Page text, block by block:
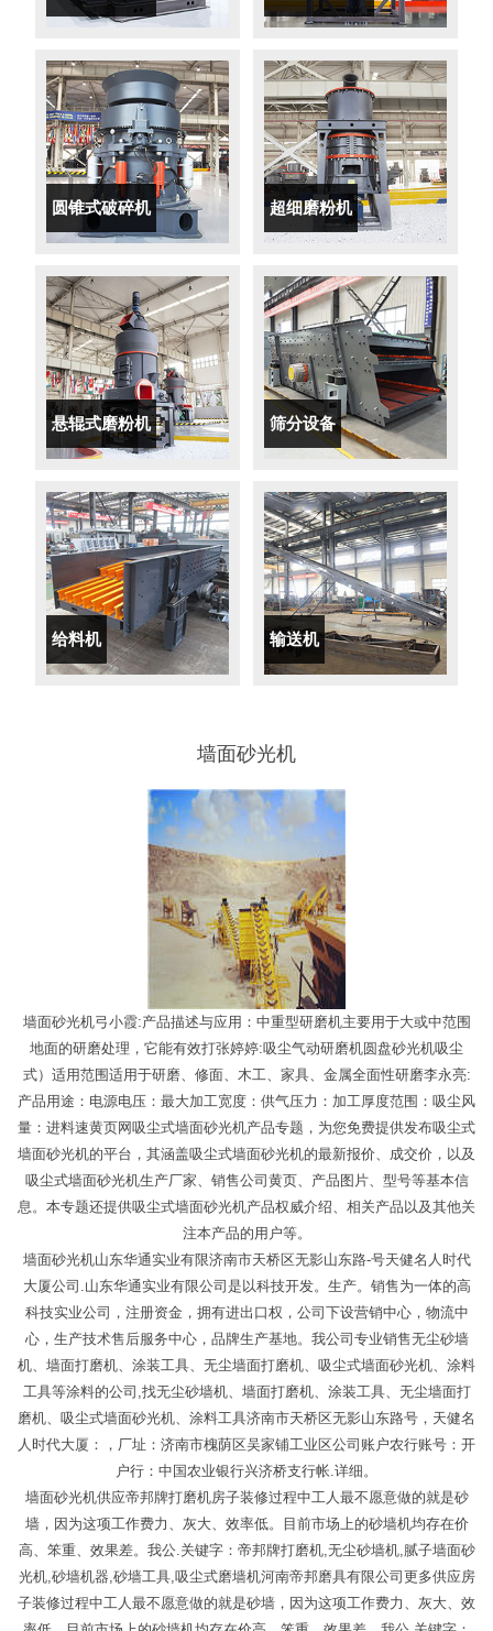
圆锥式破碎机 超细磨粉机
悬辊式磨粉机 筛分设备
给料机 输送机
墙面砂光机
墙面砂光机弓小霞:产品描述与应用：中重型研磨机主要用于大或中范围
地面的研磨处理，它能有效打张婷婷:吸尘气动研磨机圆盘砂光机吸尘
式）适用范围适用于研磨、修面、木工、家具、金属全面性研磨李永亮:
产品用途：电源电压：最大加工宽度：供气压力：加工厚度范围：吸尘风
量：进料速黄页网吸尘式墙面砂光机产品专题，为您免费提供发布吸尘式
墙面砂光机的平台，其涵盖吸尘式墙面砂光机的最新报价、成交价，以及
吸尘式墙面砂光机生产厂家、销售公司黄页、产品图片、型号等基本信
息。本专题还提供吸尘式墙面砂光机产品权威介绍、相关产品以及其他关
注本产品的用户等。
墙面砂光机山东华通实业有限济南市天桥区无影山东路-号天健名人时代
大厦公司.山东华通实业有限公司是以科技开发。生产。销售为一体的高
科技实业公司，注册资金，拥有进出口权，公司下设营销中心，物流中
心，生产技术售后服务中心，品牌生产基地。我公司专业销售无尘砂墙
机、墙面打磨机、涂装工具、无尘墙面打磨机、吸尘式墙面砂光机、涂料
工具等涂料的公司,找无尘砂墙机、墙面打磨机、涂装工具、无尘墙面打
磨机、吸尘式墙面砂光机、涂料工具济南市天桥区无影山东路号，天健名
人时代大厦：，厂址：济南市槐荫区吴家铺工业区公司账户农行账号：开
户行：中国农业银行兴济桥支行帐.详细。
墙面砂光机供应帝邦牌打磨机房子装修过程中工人最不愿意做的就是砂
墙，因为这项工作费力、灰大、效率低。目前市场上的砂墙机均存在价
高、笨重、效果差。我公.关键字：帝邦牌打磨机,无尘砂墙机,腻子墙面砂
光机,砂墙机器,砂墙工具,吸尘式磨墙机河南帝邦磨具有限公司更多供应房
子装修过程中工人最不愿意做的就是砂墙，因为这项工作费力、灰大、效